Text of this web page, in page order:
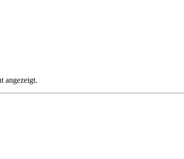
angezeigt.